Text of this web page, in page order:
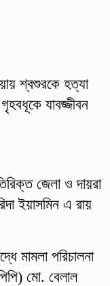
শ্বশুরকে হত্যা
যাবজ্জীবন
জেলা ও দায়রা
ইয়াসমিন এ রায়
মামলা পরিচালনা
মো. বেলাল